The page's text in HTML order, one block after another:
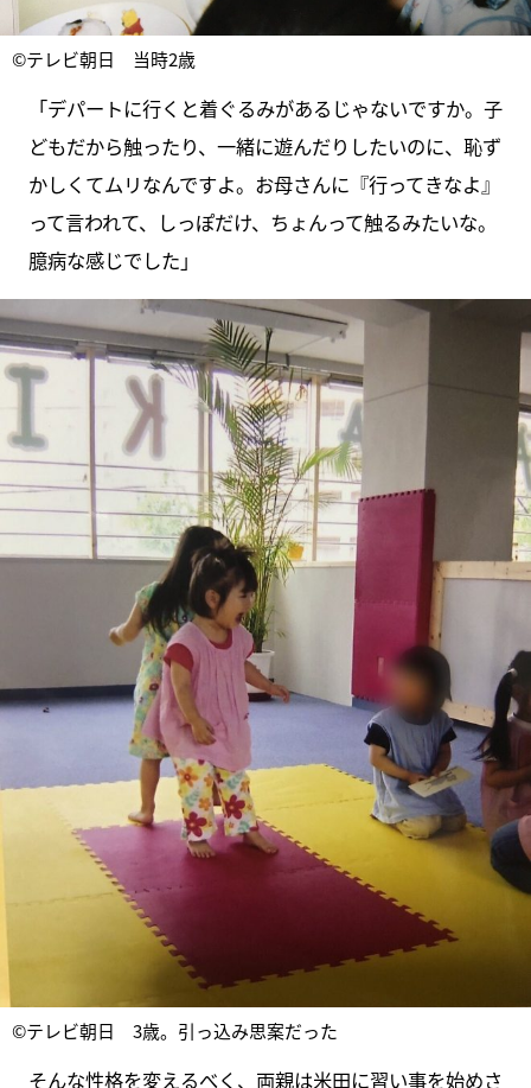
©テレビ朝日 当時2歳
「デパートに行くと着ぐるみがあるじゃないですか。子
どもだから触ったり、一緒に遊んだりしたいのに、恥ず
かしくてムリなんですよ。お母さんに『行ってきなよ』
って言われて、しっぽだけ、ちょんって触るみたいな。
臆病な感じでした」
©テレビ朝日 3歳。引っ込み思案だった
そんな性格を変えるべく、両親は米田に習い事を始めさ